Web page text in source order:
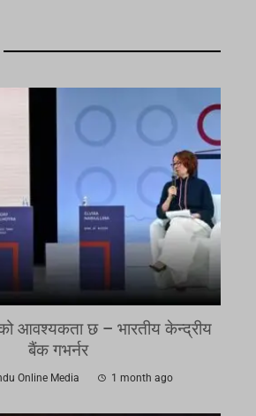
आवश्यकता छ – भारतीय केन्द्रीय
बैंक गभर्नर
Online Media 1 month ago